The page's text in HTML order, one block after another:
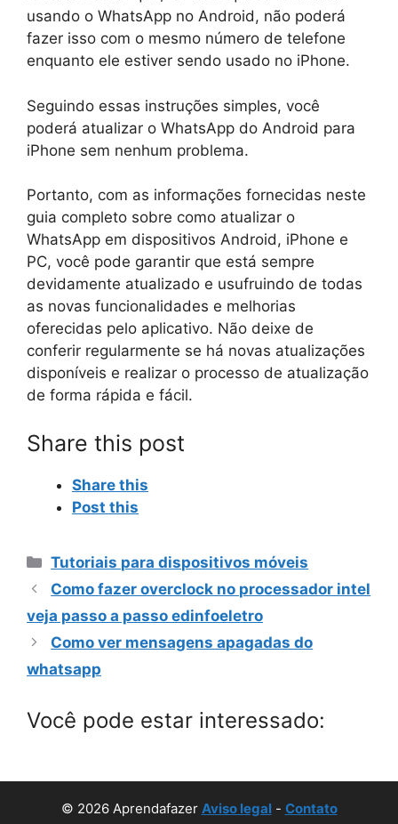
usando o WhatsApp no Android, não poderá
fazer isso com o mesmo número de telefone
enquanto ele estiver sendo usado no iPhone.
Seguindo essas instruções simples, você
poderá atualizar o WhatsApp do Android para
iPhone sem nenhum problema.
Portanto, com as informações fornecidas neste
guia completo sobre como atualizar o
WhatsApp em dispositivos Android, iPhone e
PC, você pode garantir que está sempre
devidamente atualizado e usufruindo de todas
as novas funcionalidades e melhorias
oferecidas pelo aplicativo. Não deixe de
conferir regularmente se há novas atualizações
disponíveis e realizar o processo de atualização
de forma rápida e fácil.
Share this post
Share this
Post this
Categorias
Tutoriais para dispositivos móveis
Como fazer overclock no processador intel
veja passo a passo edinfoeletro
Como ver mensagens apagadas do
whatsapp
Você pode estar interessado:
© 2026 Aprendafazer Aviso legal- Contato